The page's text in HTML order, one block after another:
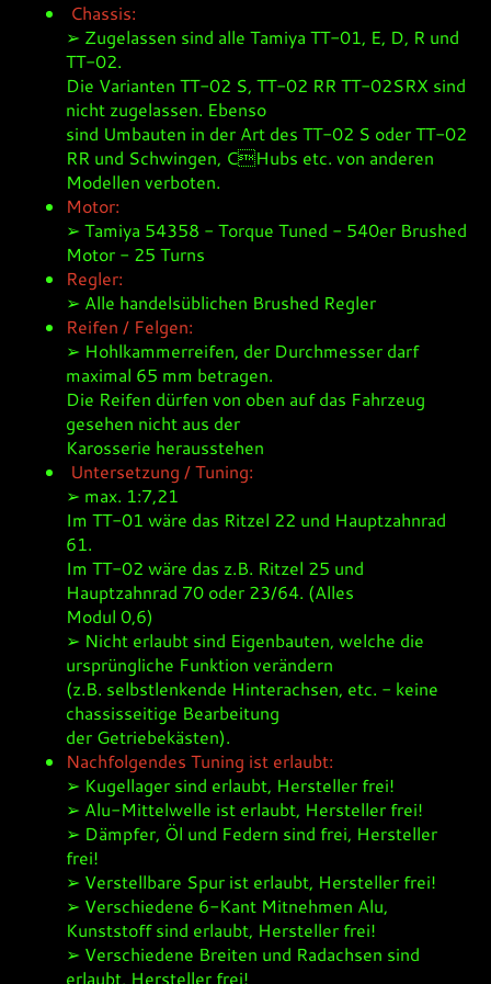
Chassis:
➢ Zugelassen sind alle Tamiya TT-01, E, D, R und
TT-02.
Die Varianten TT-02 S, TT-02 RR TT-02SRX sind
nicht zugelassen. Ebenso
sind Umbauten in der Art des TT-02 S oder TT-02
RR und Schwingen, CHubs etc. von anderen
Modellen verboten.
Motor:
➢ Tamiya 54358 - Torque Tuned - 540er Brushed
Motor - 25 Turns
Regler:
➢ Alle handelsüblichen Brushed Regler
Reifen / Felgen:
➢ Hohlkammerreifen, der Durchmesser darf
maximal 65 mm betragen.
Die Reifen dürfen von oben auf das Fahrzeug
gesehen nicht aus der
Karosserie herausstehen
Untersetzung / Tuning:
➢ max. 1:7,21
Im TT-01 wäre das Ritzel 22 und Hauptzahnrad
61.
Im TT-02 wäre das z.B. Ritzel 25 und
Hauptzahnrad 70 oder 23/64. (Alles
Modul 0,6)
➢ Nicht erlaubt sind Eigenbauten, welche die
ursprüngliche Funktion verändern
(z.B. selbstlenkende Hinterachsen, etc. - keine
chassisseitige Bearbeitung
der Getriebekästen).
Nachfolgendes Tuning ist erlaubt:
➢ Kugellager sind erlaubt, Hersteller frei!
➢ Alu-Mittelwelle ist erlaubt, Hersteller frei!
➢ Dämpfer, Öl und Federn sind frei, Hersteller
frei!
➢ Verstellbare Spur ist erlaubt, Hersteller frei!
➢ Verschiedene 6-Kant Mitnehmen Alu,
Kunststoff sind erlaubt, Hersteller frei!
➢ Verschiedene Breiten und Radachsen sind
erlaubt, Hersteller frei!